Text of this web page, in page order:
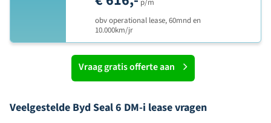
p/m
obv operational lease, 60mnd en
10.000km/jr
Vraag gratis offerte aan
Veelgestelde Byd Seal 6 DM-i lease vragen